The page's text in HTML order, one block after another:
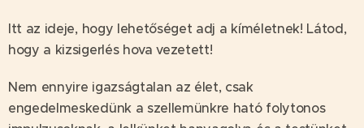
Itt az ideje, hogy lehetőséget adj a kíméletnek! Látod,
hogy a kizsigerlés hova vezetett!
Nem ennyire igazságtalan az élet, csak
engedelmeskedünk a szellemünkre ható folytonos